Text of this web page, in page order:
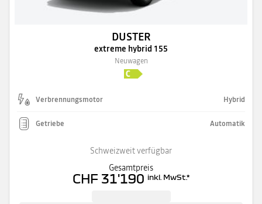
DUSTER
extreme hybrid 155
Neuwagen
Verbrennungsmotor Hybrid
Getriebe Automatik
Schweizweit verfügbar
Gesamtpreis
CHF 31'190 inkl. MwSt.*